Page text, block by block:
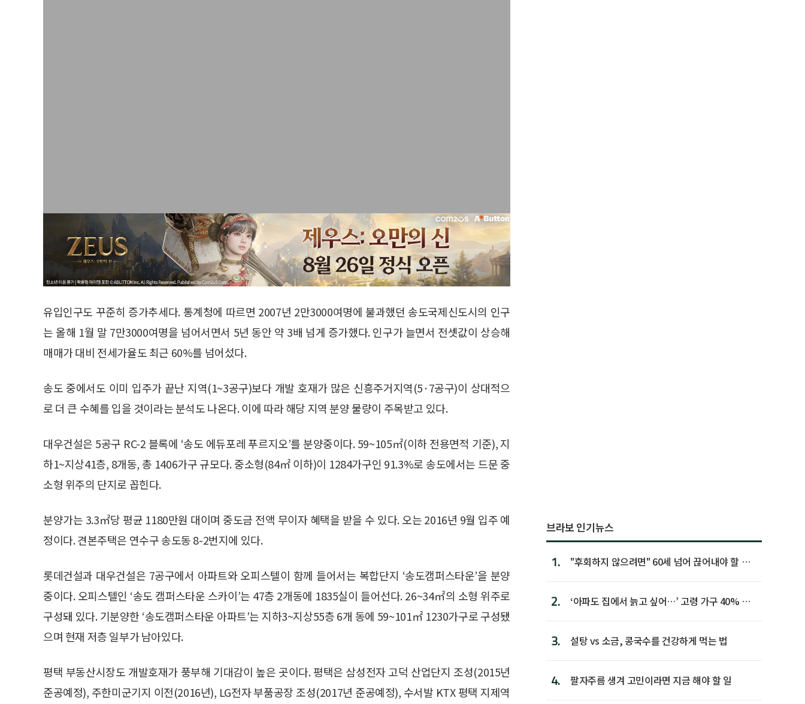
유입인구도 꾸준히 증가추세다. 통계청에 따르면 2007년 2만3000여명에 불과했던 송도국제신도시의 인구
는 올해 1월 말 7만3000여명을 넘어서면서 5년 동안 약 3배 넘게 증가했다. 인구가 늘면서 전셋값이 상승해
매매가 대비 전세가율도 최근 60%를 넘어섰다.
송도 중에서도 이미 입주가 끝난 지역(1~3공구)보다 개발 호재가 많은 신흥주거지역(5·7공구)이 상대적으
로 더 큰 수혜를 입을 것이라는 분석도 나온다. 이에 따라 해당 지역 분양 물량이 주목받고 있다.
대우건설은 5공구 RC-2 블록에 ‘송도 에듀포레 푸르지오’를 분양중이다. 59~105㎡(이하 전용면적 기준), 지
하1~지상41층, 8개동, 총 1406가구 규모다. 중소형(84㎡ 이하)이 1284가구인 91.3%로 송도에서는 드문 중
소형 위주의 단지로 꼽힌다.
분양가는 3.3㎡당 평균 1180만원 대이며 중도금 전액 무이자 혜택을 받을 수 있다. 오는 2016년 9월 입주 예
정이다. 견본주택은 연수구 송도동 8-2번지에 있다.
롯데건설과 대우건설은 7공구에서 아파트와 오피스텔이 함께 들어서는 복합단지 ‘송도캠퍼스타운’을 분양
중이다. 오피스텔인 ‘송도 캠퍼스타운 스카이’는 47층 2개동에 1835실이 들어선다. 26~34㎡의 소형 위주로
구성돼 있다. 기분양한 ‘송도캠퍼스타운 아파트’는 지하3~지상55층 6개 동에 59~101㎡ 1230가구로 구성됐
으며 현재 저층 일부가 남아있다.
평택 부동산시장도 개발호재가 풍부해 기대감이 높은 곳이다. 평택은 삼성전자 고덕 산업단지 조성(2015년
준공예정), 주한미군기지 이전(2016년), LG전자 부품공장 조성(2017년 준공예정), 수서발 KTX 평택 지제역
브라보 인기뉴스
1.
"후회하지 않으려면" 60세 넘어 끊어내야 할 사
2.
‘아파도 집에서 늙고 싶어…’ 고령 가구 40% 노
3. 설탕 vs 소금, 콩국수를 건강하게 먹는 법
4. 팔자주름 생겨 고민이라면 지금 해야 할 일